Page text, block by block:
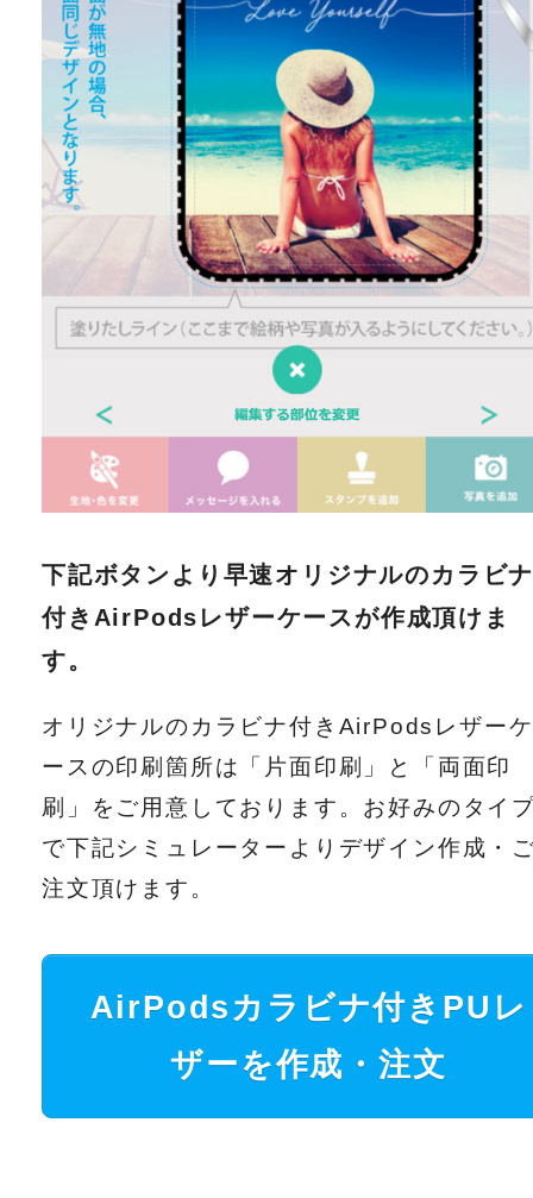
下記ボタンより早速オリジナルのカラビ
付きAirPodsレザーケースが作成頂けま
す。
オリジナルのカラビナ付きAirPodsレザーケ
ースの印刷箇所は「片面印刷」と「両面印
刷」をご用意しております。お好みのタイ
で下記シミュレーターよりデザイン作成・
注文頂けます。
AirPodsカラビナ付きPUレ
ザーを作成・注文